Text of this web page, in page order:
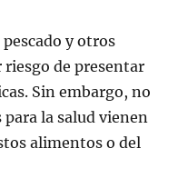
y otros
de presentar
Sin embargo, no
la salud vienen
alimentos o del